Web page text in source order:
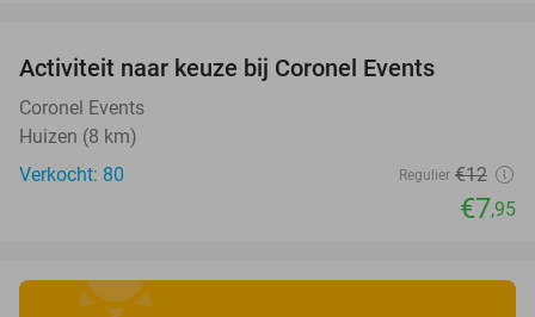
Activiteit naar keuze bij Coronel Events
Coronel Events
Huizen (8 km)
Verkocht: 80
Regulier €12
€7,95